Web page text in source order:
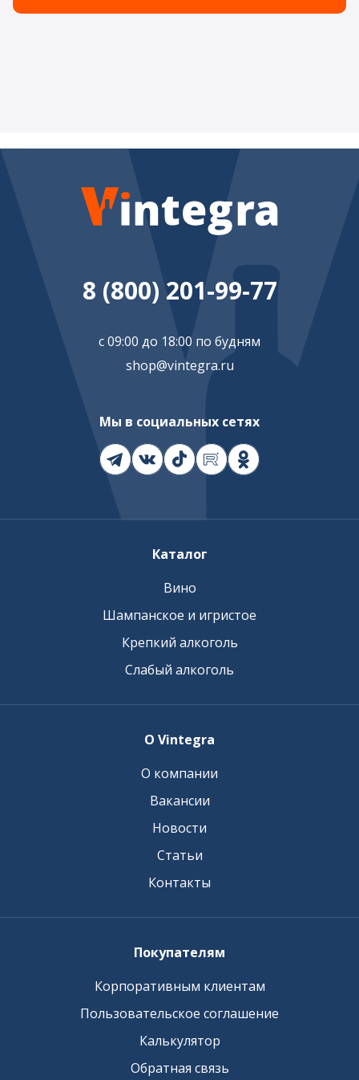
8 (800) 201-99-77
с 09:00 до 18:00 по будням
shop@vintegra.ru
Мы в социальных сетях
Каталог
Вино
Шампанское и игристое
Крепкий алкоголь
Слабый алкоголь
О Vintegra
О компании
Вакансии
Новости
Статьи
Контакты
Покупателям
Корпоративным клиентам
Пользовательское соглашение
Калькулятор
Обратная связь